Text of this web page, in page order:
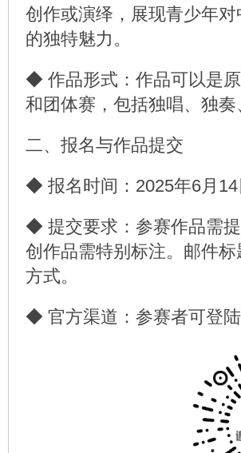
创作或演绎，展现青少年
的独特魅力。
◆ 作品形式：作品可以是
和团体赛，包括独唱、独
二、报名与作品提交
◆ 报名时间：2025年6月14
◆ 提交要求：参赛作品需
创作品需特别标注。邮件
方式。
◆ 官方渠道：参赛者可登